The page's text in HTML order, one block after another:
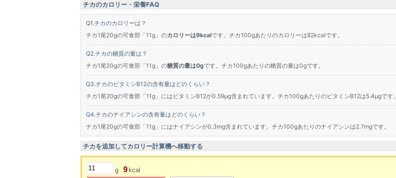
チカのカロリー・栄養FAQ
チカのカロリーは？
チカ1尾20gの可食部「11g」のカロリーは9kcalです。チカ100gあたりのカロリーは82kcalです。
チカの糖質の量は？
チカ1尾20gの可食部「11g」の糖質の量は0gです。チカ100gあたりの糖質の量は0gです。
チカのビタミンB12の含有量はどのくらい？
チカ1尾20gの可食部「11g」にはビタミンB12が0.59μg含まれています。チカ100gあたりのビタミンB12は5.4μgです。
チカのナイアシンの含有量はどのくらい？
チカ1尾20gの可食部「11g」にはナイアシンが0.3mg含まれています。チカ100gあたりのナイアシンは2.7mgです。
チカを追加してカロリー計算機へ移動する
g 9 kcal